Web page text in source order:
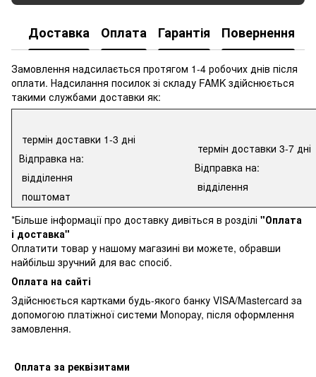
Доставка Оплата Гарантія Повернення
Замовлення надсилається протягом 1-4 робочих днів після
оплати. Надсилання посилок зі складу FAMK здійснюється
такими службами доставки як:
термін доставки 1-3 дні
Відправка на:
відділення
поштомат
термін доставки 3-7 дні
Відправка на:
відділення
*Більше інформації про доставку дивіться в розділі "Оплата
і доставка"
Оплатити товар у нашому магазині ви можете, обравши
найбільш зручний для вас спосіб.
Оплата на сайті
Здійснюється картками будь-якого банку VISA/Mastercard за
допомогою платіжної системи Monopay, після оформлення
замовлення.
Оплата за реквізитами